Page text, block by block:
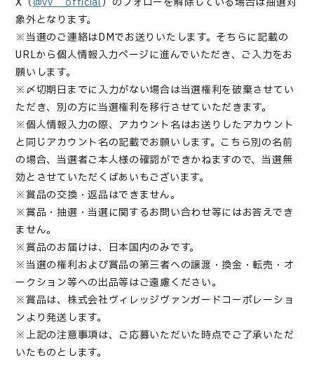
象外となります。
※当選のご連絡はDMでお送りいたします。そちらに記載の
URLから個人情報入力ページに進んでいただき、ご入力をお
願いします。
※〆切期日までに入力がない場合は当選権利を破棄させてい
ただき、別の方に当選権利を移行させていただきます。
※個人情報入力の際、アカウント名はお送りしたアカウント
と同じアカウント名の記載でお願いします。こちら別の名前
の場合、当選者ご本人様の確認ができかねますので、当選無
効とさせていただくばあいもございます。
※賞品の交換・返品はできません。
※賞品・抽選・当選に関するお問い合わせ等にはお答えでき
ません。
※賞品のお届けは、日本国内のみです。
※当選の権利および賞品の第三者への譲渡・換金・転売・オ
ークション等への出品等はご遠慮ください。
※賞品は、株式会社ヴィレッジヴァンガードコーポレーショ
ンより発送します。
※上記の注意事項は、ご応募いただいた時点でご了承いただ
いたものとします。